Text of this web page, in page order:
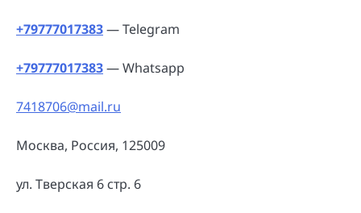
+79777017383— Telegram
+79777017383— Whatsapp
7418706@mail.ru
Москва, Россия, 125009
ул. Тверская 6 стр. 6